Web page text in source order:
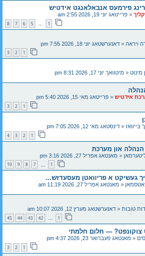
פירמעס אנבאלאנגט אידטיש
« פרייטאג יוני 19, 2026 2:55 am
1
…
5
6
7
8
ויראה « דאנערשטאג יוני 18, 2026 7:55 pm
1
2
3
מינוט « מיטוואך יוני 17, 2026 8:31 pm
אידטיש « פרייטאג מאי 15, 2026 5:40 pm
1
2
3
בייוואז « דינסטאג מאי 12, 2026 7:05 pm
1
2
3
4
און מערכת
« מאנטאג אפריל 27, 2026 3:16 pm
1
7
8
9
10
געשיקט א פריוואטן מעסעדזש…
« מאנטאג אפריל 27, 2026 11:19 am
טובות « דאנערשטאג מערץ 12, 2026 10:07 am
1
…
42
43
44
45
צוקונפט? — חלום חלמתי
« מאנטאג פעברואר 23, 2026 4:37 pm
1
2
3